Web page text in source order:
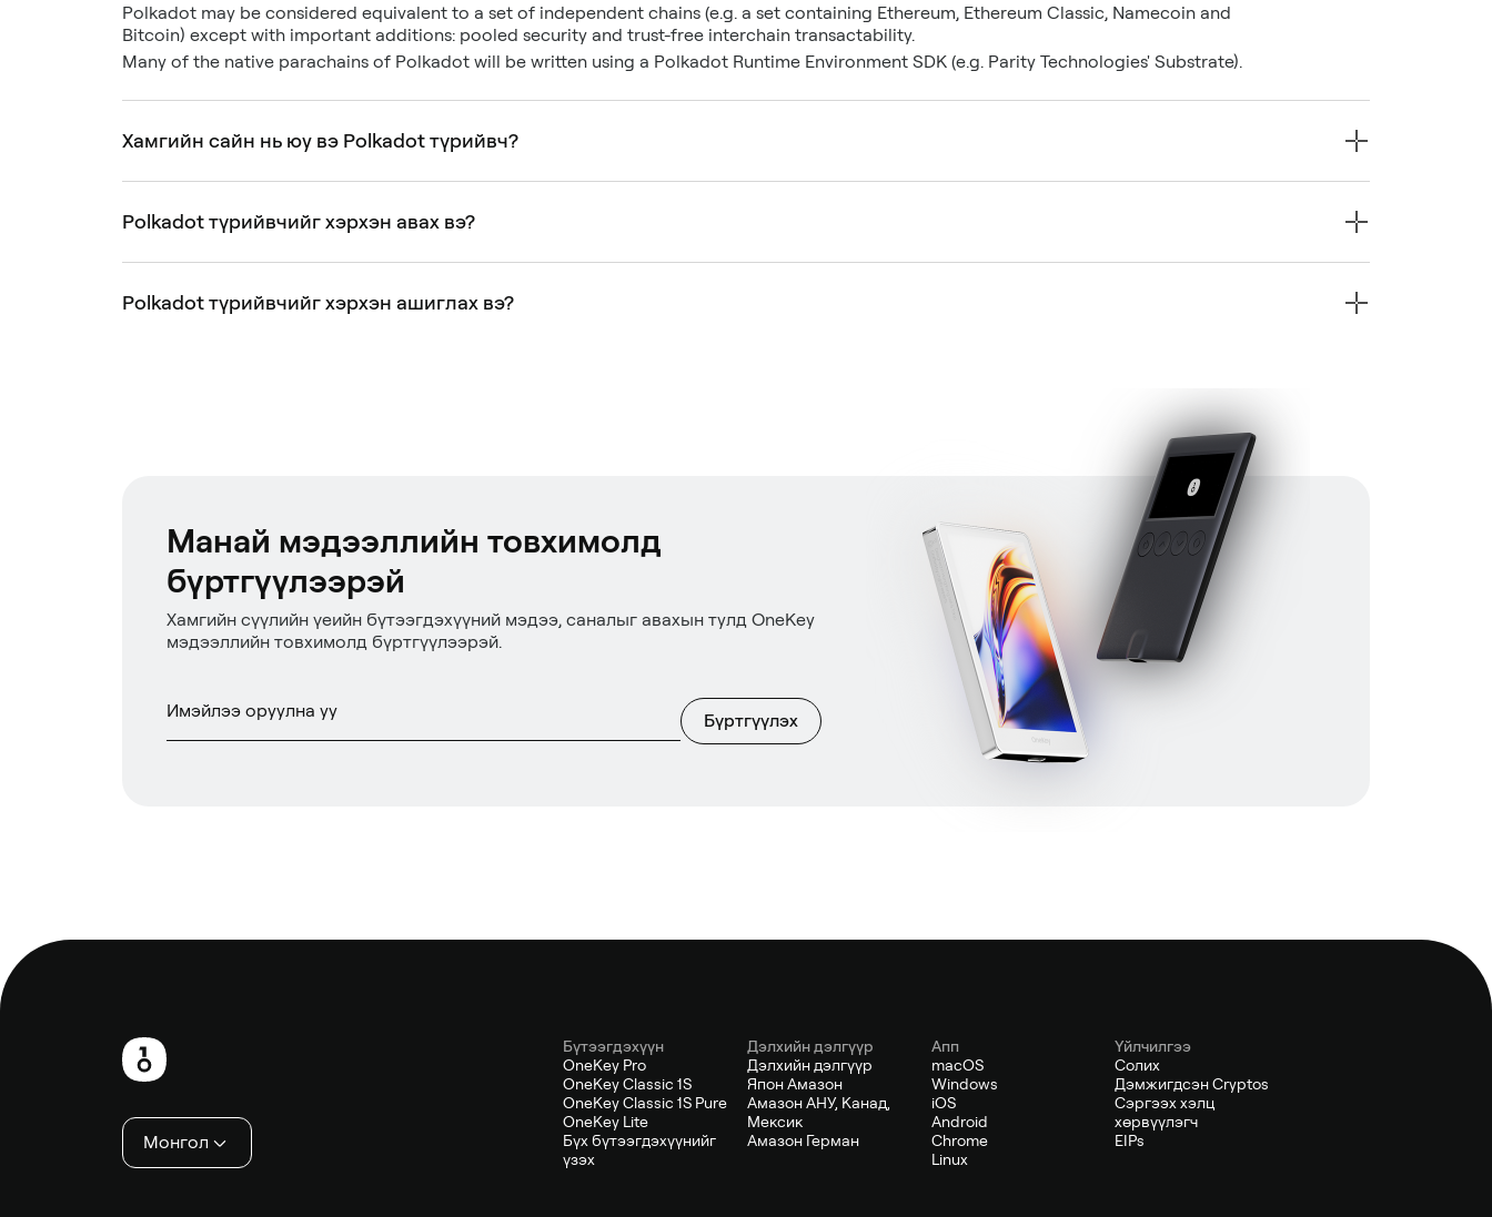
Polkadot may be considered equivalent to a set of independent chains (e.g. a set containing Ethereum, Ethereum Classic, Namecoin and
Bitcoin) except with important additions: pooled security and trust-free interchain transactability.
Many of the native parachains of Polkadot will be written using a Polkadot Runtime Environment SDK (e.g. Parity Technologies' Substrate).
Хамгийн сайн нь юу вэ Polkadot түрийвч?
Polkadot түрийвчийг хэрхэн авах вэ?
Polkadot түрийвчийг хэрхэн ашиглах вэ?
Манай мэдээллийн товхимолд
бүртгүүлээрэй
Хамгийн сүүлийн үеийн бүтээгдэхүүний мэдээ, саналыг авахын тулд OneKey
мэдээллийн товхимолд бүртгүүлээрэй.
Бүртгүүлэх
Монгол
Бүтээгдэхүүн
OneKey Pro
OneKey Classic 1S
OneKey Classic 1S Pure
OneKey Lite
Бүх бүтээгдэхүүнийг
үзэх
Дэлхийн дэлгүүр
Дэлхийн дэлгүүр
Япон Амазон
Амазон АНУ, Канад,
Мексик
Амазон Герман
Апп
macOS
Windows
iOS
Android
Chrome
Linux
Үйлчилгээ
Солих
Дэмжигдсэн Cryptos
Сэргээх хэлц
хөрвүүлэгч
EIPs